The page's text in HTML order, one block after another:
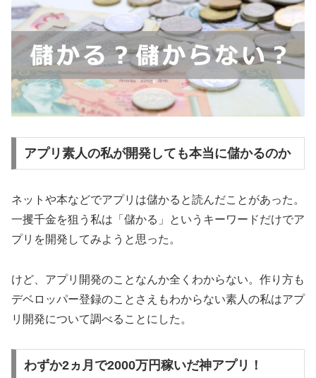
アプリ素人の私が開発しても本当に儲かるのか
ネットや本などでアプリは儲かると読んだことがあった。
一攫千金を狙う私は「儲かる」というキーワードだけでア
プリを開発してみようと思った。
けど、アプリ開発のことなんか全くわからない。作り方も
デベロッパー登録のことさえもわからない素人の私はアプ
リ開発について調べることにした。
わずか2ヵ月で2000万円稼いだ神アプリ！